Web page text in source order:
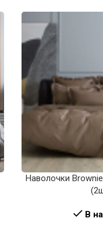
Наволочки
В